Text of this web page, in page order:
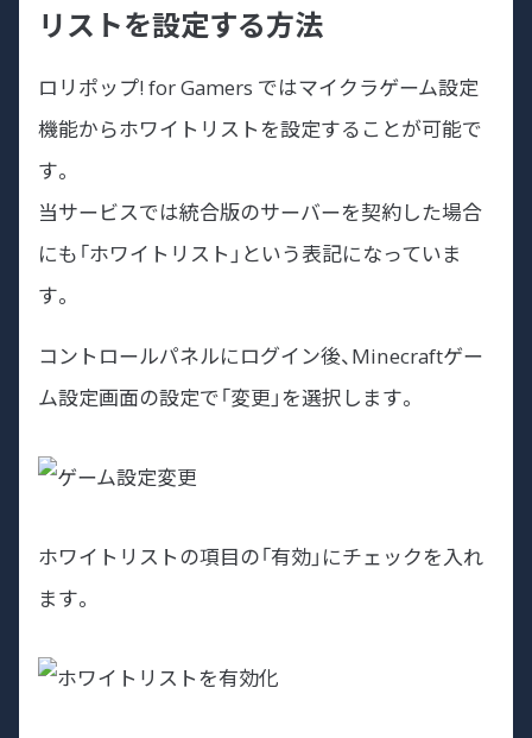
リストを設定する方法
ロリポップ! for Gamers ではマイクラゲーム設定
機能からホワイトリストを設定することが可能で
す。
当サービスでは統合版のサーバーを契約した場合
にも「ホワイトリスト」という表記になっていま
す。
コントロールパネルにログイン後、Minecraftゲー
ム設定画面の設定で「変更」を選択します。
ホワイトリストの項目の「有効」にチェックを入れ
ます。